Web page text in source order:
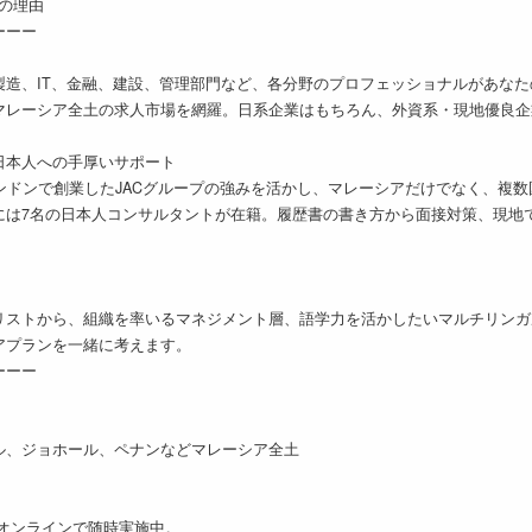
理由
ーー
、IT、金融、建設、管理部門など、各分野のプロフェッショナルがあな
ーシア全土の求人市場を網羅。日系企業はもちろん、外資系・現地優良
人への手厚いサポート
ンで創業したJACグループの強みを活かし、マレーシアだけでなく、複
7名の日本人コンサルタントが在籍。履歴書の書き方から面接対策、現
トから、組織を率いるマネジメント層、語学力を活かしたいマルチリン
ランを一緒に考えます。
ーー
ジョホール、ペナンなどマレーシア全土
ラインで随時実施中。